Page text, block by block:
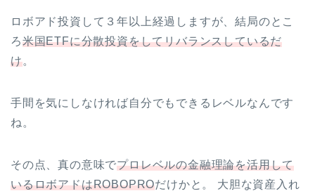
ロボアド投資して３年以上経過しますが、結局のとこ
ろ米国ETFに分散投資をしてリバランスしているだ
け。
手間を気にしなければ自分でもできるレベルなんです
ね。
その点、真の意味でプロレベルの金融理論を活用して
いるロボアドはROBOPROだけかと。 大胆な資産入れ